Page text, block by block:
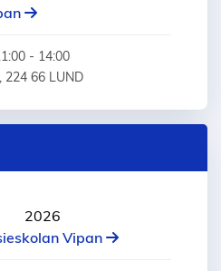
- 14:00
224 66 LUND
2026
Vipan